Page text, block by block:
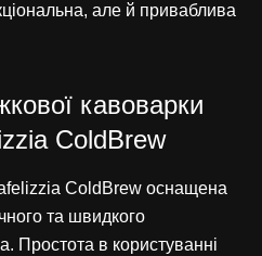
але й приваблива
кавоварки
ColdBrew
ColdBrew оснащена
та швидкого
Простота в користуванні